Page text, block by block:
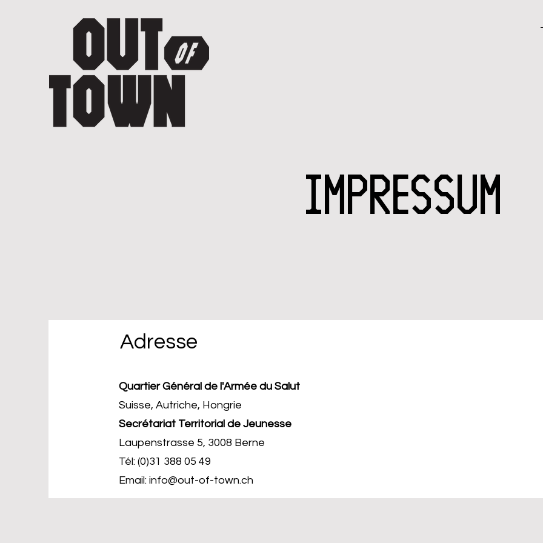
Impressum
Adresse
Quartier Général de l'Armée du Salut
Suisse, Autriche, Hongrie
Secrétariat Territorial de Jeunesse
Laupenstrasse 5, 3008 Berne
Tél: (0)31 388 05 49
Email: info@out-of-town.ch